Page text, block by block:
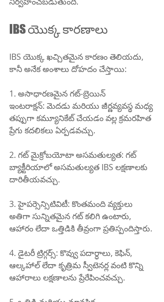
IBS యొక్క కారణాలు
IBS యొక్క ఖచ్చితమైన కారణం తెలియదు,
కానీ అనేక అంశాలు దోహదం చేస్తాయి:
1. అసాధారణమైన గట్-బ్రెయిన్
ఇంటరాక్షన్: మెదడు మరియు జీర్ణవ్యవస్థ మధ్య
తప్పుగా కమ్యూనికేట్ చేయడం వల్ల క్రమరహిత
ప్రేగు కదలికలు ఏర్పడవచ్చు.
2. గట్ మైక్రోబయోటా అసమతుల్యత: గట్
బ్యాక్టీరియాలో అసమతుల్యత IBS లక్షణాలకు
దారితీయవచ్చు.
3. హైపర్సెన్సిటివిటీ: కొంతమంది వ్యక్తులు
అతిగా సున్నితమైన గట్ కలిగి ఉంటారు,
ఆహారం లేదా ఒత్తిడికి తీవ్రంగా ప్రతిస్పందిస్తారు.
4. డైటరీ ట్రిగ్గర్స్: కొవ్వు పదార్ధాలు, కెఫిన్,
ఆల్కహాల్ లేదా కృత్రిమ స్వీటెనర్ల వంటి కొన్ని
ఆహారాలు లక్షణాలను ప్రేరేపించవచ్చు.